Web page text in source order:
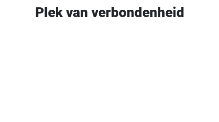
Plek van verbondenheid